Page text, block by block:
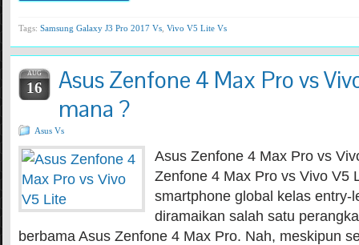
Tags: Samsung Galaxy J3 Pro 2017 Vs, Vivo V5 Lite Vs
AUG
16
Asus Zenfone 4 Max Pro vs
mana ?
Asus Vs
Asus Zenfone 4 Max Pro vs
Zenfone 4 Max Pro vs Vivo V5
smartphone global kelas entry-
diramaikan salah satu
berbama Asus Zenfone 4 Max Pro. Nah, meskipun